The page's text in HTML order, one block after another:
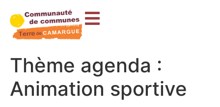
principal
Thème agenda :
Animation sportive